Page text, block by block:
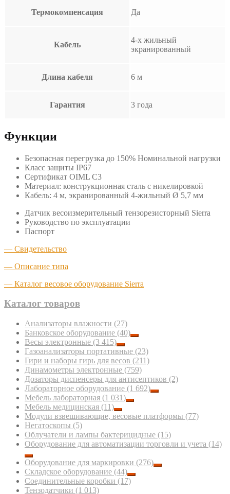
Термокомпенсация Да
Кабель
4-х жильный
экранированный
Длина кабеля 6 м
Гарантия 3 года
Функции
Безопасная перегрузка до 150% Номинальной нагрузки
Класс защиты IP67
Сертификат OIML C3
Материал: конструкционная сталь с никелировкой
Кабель: 4 м, экранированный 4-жильный Ø 5,7 мм
Датчик весоизмерительный тензорезисторный Sierra
Руководство по эксплуатации
Паспорт
— Свидетельство
— Описание типа
— Каталог весовое оборудование Sierra
Каталог товаров
Анализаторы влажности (27)
Банковское оборудование (40)
Весы электронные (3 415)
Газоанализаторы портативные (23)
Гири и наборы гирь для весов (211)
Динамометры электронные (759)
Дозаторы диспенсеры для антисептиков (2)
Лабораторное оборудование (1 692)
Мебель лабораторная (1 031)
Мебель медицинская (11)
Модули взвешивающие, весовые платформы (77)
Негатоскопы (5)
Облучатели и лампы бактерицидные (15)
Оборудование для автоматизации торговли и учета (14)
Оборудование для маркировки (276)
Складское оборудование (44)
Соединительные коробки (17)
Тензодатчики (1 013)